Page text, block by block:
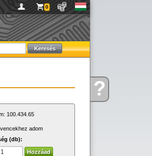
Kérdése?
0
100.434.65
adom
(db):